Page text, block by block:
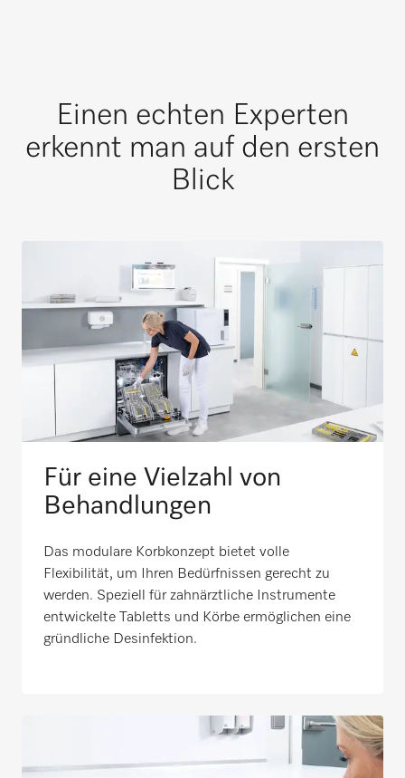
Einen echten Experten
erkennt man auf den ersten
Blick
Für eine Vielzahl von
Behandlungen
Das modulare Korbkonzept bietet volle
Flexibilität, um Ihren Bedürfnissen gerecht zu
werden. Speziell für zahnärztliche Instrumente
entwickelte Tabletts und Körbe ermöglichen eine
gründliche Desinfektion.